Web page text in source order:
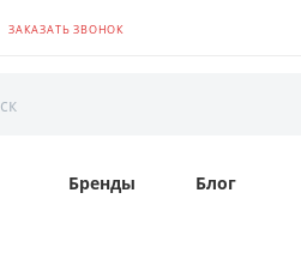
ЗАКАЗАТЬ ЗВОНОК
Бренды Блог